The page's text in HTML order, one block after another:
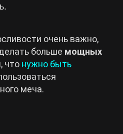
очень важно,
больше мощных
что нужно быть
меча.